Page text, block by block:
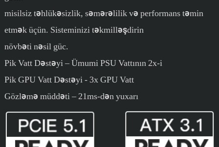
misilsiz təhlükəsizlik, səmərəlilik və performans təmin
etmək üçün. Sisteminizi təkmilləşdirin
növbəti nəsil güc.
Pik Vatt Dəstəyi – Ümumi PSU Vattının 2x-i
Pik GPU Vatt Dəstəyi - 3x GPU Vatt
Gözləmə müddəti – 21ms-dən yuxarı